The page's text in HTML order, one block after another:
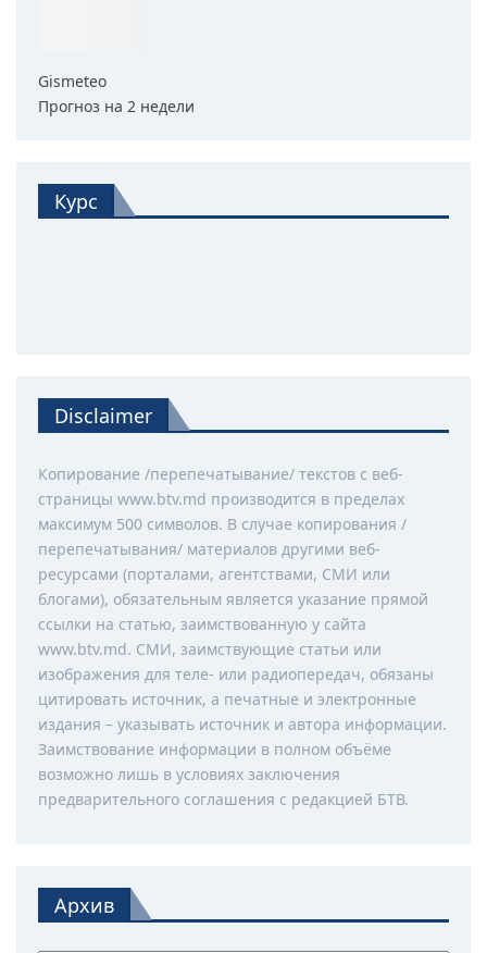
Gismeteo
Прогноз на 2 недели
Курс
Disclaimer
Копирование /перепечатывание/ текстов с веб-
страницы www.btv.md производится в пределах
максимум 500 символов. В случае копирования /
перепечатывания/ материалов другими веб-
ресурсами (порталами, агентствами, СМИ или
блогами), обязательным является указание прямой
ссылки на статью, заимствованную у сайта
www.btv.md. СМИ, заимствующие статьи или
изображения для теле- или радиопередач, обязаны
цитировать источник, а печатные и электронные
издания – указывать источник и автора информации.
Заимствование информации в полном объёме
возможно лишь в условиях заключения
предварительного соглашения с редакцией БТВ.
Архив